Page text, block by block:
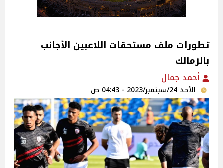
تطورات ملف مستحقات اللاعبين الأجانب
بالزمالك
أحمد جمال
الأحد 24/سبتمبر/2023 - 04:43 ص